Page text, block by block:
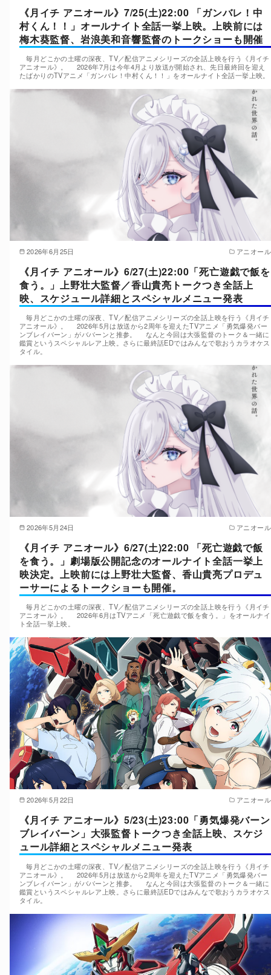
《月イチ アニオール》7/25(土)22:00 「ガンバレ！中
村くん！！」オールナイト全話一挙上映。上映前には
梅木葵監督、岩浪美和音響監督のトークショーも開催
毎月どこかの土曜の深夜、TV／配信アニメシリーズの全話上映を行う《月イチ
アニオール》。 2026年7月は今年4月より放送が開始され、先日最終回を迎え
たばかりのTVアニメ「ガンバレ！中村くん！！」をオールナイト全話一挙上映。
2026年6月25日 アニオール
《月イチ アニオール》6/27(土)22:00「死亡遊戯で飯を
食う。」上野壮大監督／香山貴亮トークつき全話上
映、スケジュール詳細とスペシャルメニュー発表
毎月どこかの土曜の深夜、TV／配信アニメシリーズの全話上映を行う《月イチ
アニオール》。 2026年5月は放送から2周年を迎えたTVアニメ「勇気爆発バー
ンブレイバーン」がババーンと推参。 なんと今回は大張監督のトーク＆一緒に
鑑賞というスペシャルレア上映。さらに最終話EDではみんなで歌おうカラオケス
タイル。
2026年5月24日 アニオール
《月イチ アニオール》6/27(土)22:00 「死亡遊戯で飯
を食う。」劇場版公開記念のオールナイト全話一挙上
映決定。上映前には上野壮大監督、香山貴亮プロデュ
ーサーによるトークショーも開催。
毎月どこかの土曜の深夜、TV／配信アニメシリーズの全話上映を行う《月イチ
アニオール》。 2026年6月はTVアニメ「死亡遊戯で飯を食う。」をオールナイ
ト全話一挙上映。
2026年5月22日 アニオール
《月イチ アニオール》5/23(土)23:00「勇気爆発バーン
ブレイバーン」大張監督トークつき全話上映、スケジ
ュール詳細とスペシャルメニュー発表
毎月どこかの土曜の深夜、TV／配信アニメシリーズの全話上映を行う《月イチ
アニオール》。 2026年5月は放送から2周年を迎えたTVアニメ「勇気爆発バー
ンブレイバーン」がババーンと推参。 なんと今回は大張監督のトーク＆一緒に
鑑賞というスペシャルレア上映。さらに最終話EDではみんなで歌おうカラオケス
タイル。